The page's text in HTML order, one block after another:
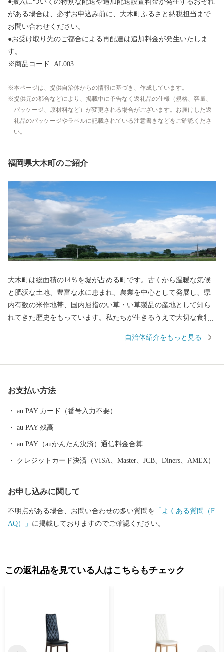
がある場合は、必ずお申込み前に、大木町ふるさと納税担当まで
お問い合わせください。
●お受け取り先のご都合による再配達は追加料金が発生いたしま
す。
※商品コード: AL003
本ページは、提供自治体からの情報に基づき、作成しています。
提供元の都合などにより、掲載中に予告なく返礼品の仕様（規格、容量、
パッケージ、原材料など）が変更される場合がございます。お届けした返
礼品のパッケージやラベルに記載されている注意書きなどをご確認くださ
い。
福岡県大木町のご紹介
大木町は総面積の14％を堀が占める町です。古くから温暖な気候
と肥沃な土地、豊富な水に恵まれ、農業を中心として発展し、県
内有数の米作地帯、国内屈指のい草・い草製品の産地として知ら
れてきた歴史をもっています。私たちが生きるうえで大切な食物
グリーンアスパラガスなどの野菜やエノキ、シメジなどのキノコ
自治体紹介をもっと見る
お支払い方法
au PAY カード（番号入力不要）
au PAY 残高
au PAY（auかんたん決済）通信料金合算
クレジットカード決済（VISA、Master、JCB、Diners、AMEX）
お申し込みに関して
不明点がある場合、お問い合わせの多い質問を 「よくある質問（F
AQ）」 に掲載しておりますのでご確認ください。
この返礼品を見ている人はこちらもチェック